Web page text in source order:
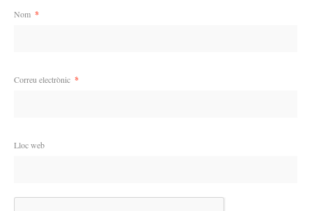
Nom *
Correu electrònic *
Lloc web